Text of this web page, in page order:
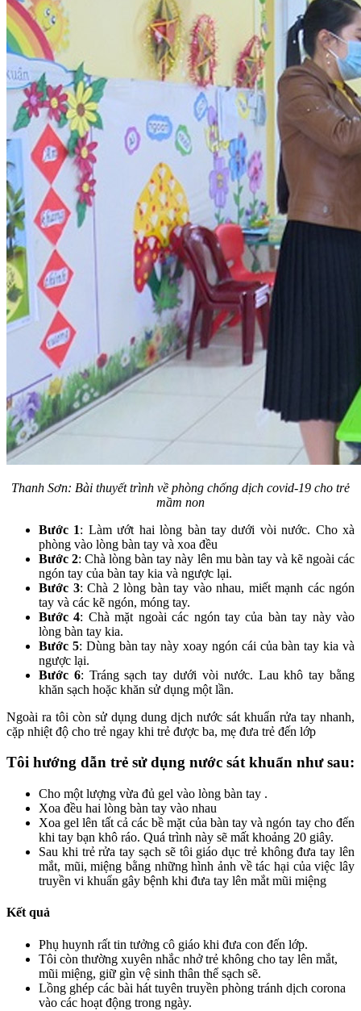
Thanh Sơn: Bài thuyết trình về phòng chống dịch covid-19 cho trẻ
mầm non
Bước 1: Làm ướt hai lòng bàn tay dưới vòi nước. Cho xà
phòng vào lòng bàn tay và xoa đều
Bước 2: Chà lòng bàn tay này lên mu bàn tay và kẽ ngoài các
ngón tay của bàn tay kia và ngược lại.
Bước 3: Chà 2 lòng bàn tay vào nhau, miết mạnh các ngón
tay và các kẽ ngón, móng tay.
Bước 4: Chà mặt ngoài các ngón tay của bàn tay này vào
lòng bàn tay kia.
Bước 5: Dùng bàn tay này xoay ngón cái của bàn tay kia và
ngược lại.
Bước 6: Tráng sạch tay dưới vòi nước. Lau khô tay bằng
khăn sạch hoặc khăn sử dụng một lần.
Ngoài ra tôi còn sử dụng dung dịch nước sát khuẩn rửa tay nhanh,
cặp nhiệt độ cho trẻ ngay khi trẻ được ba, mẹ đưa trẻ đến lớp
Tôi hướng dẫn trẻ sử dụng nước sát khuẩn như sau:
Cho một lượng vừa đủ gel vào lòng bàn tay .
Xoa đều hai lòng bàn tay vào nhau
Xoa gel lên tất cả các bề mặt của bàn tay và ngón tay cho đến
khi tay bạn khô ráo. Quá trình này sẽ mất khoảng 20 giây.
Sau khi trẻ rửa tay sạch sẽ tôi giáo dục trẻ không đưa tay lên
mắt, mũi, miệng bằng những hình ảnh về tác hại của việc lây
truyền vi khuẩn gây bệnh khi đưa tay lên mắt mũi miệng
Kết quả
Phụ huynh rất tin tưởng cô giáo khi đưa con đến lớp.
Tôi còn thường xuyên nhắc nhở trẻ không cho tay lên mắt,
mũi miệng, giữ gìn vệ sinh thân thể sạch sẽ.
Lồng ghép các bài hát tuyên truyền phòng tránh dịch corona
vào các hoạt động trong ngày.